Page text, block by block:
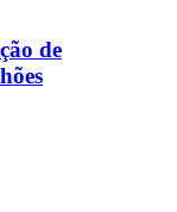
de